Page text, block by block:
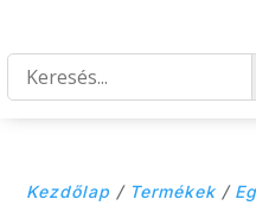
Kezdőlap / Termékek /